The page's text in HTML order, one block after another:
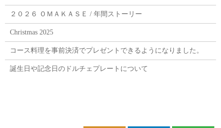
２０２６ ＯＭＡＫＡＳＥ / 年間ストーリー
Christmas 2025
コース料理を事前決済でプレゼントできるようになりました。
誕生日や記念日のドルチェプレートについて